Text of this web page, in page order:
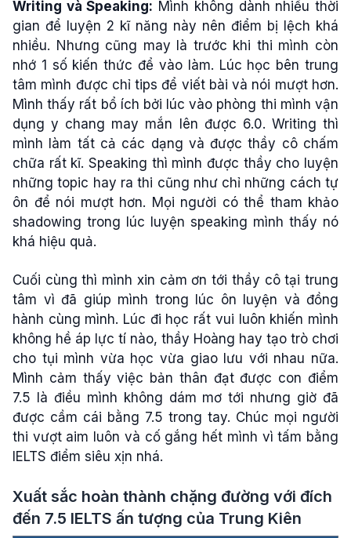
Writing và Speaking: Mình không dành nhiều thời
gian để luyện 2 kĩ năng này nên điểm bị lệch khá
nhiều. Nhưng cũng may là trước khi thi mình còn
nhớ 1 số kiến thức để vào làm. Lúc học bên trung
tâm mình được chỉ tips để viết bài và nói mượt hơn.
Mình thấy rất bổ ích bởi lúc vào phòng thi mình vận
dụng y chang may mắn lên được 6.0. Writing thì
mình làm tất cả các dạng và được thầy cô chấm
chữa rất kĩ. Speaking thì mình được thầy cho luyện
những topic hay ra thi cũng như chỉ những cách tự
ôn để nói mượt hơn. Mọi người có thể tham khảo
shadowing trong lúc luyện speaking mình thấy nó
khá hiệu quả.
Cuối cùng thì mình xin cảm ơn tới thầy cô tại trung
tâm vì đã giúp mình trong lúc ôn luyện và đồng
hành cùng mình. Lúc đi học rất vui luôn khiến mình
không hề áp lực tí nào, thầy Hoàng hay tạo trò chơi
cho tụi mình vừa học vừa giao lưu với nhau nữa.
Mình cảm thấy việc bản thân đạt được con điểm
7.5 là điều mình không dám mơ tới nhưng giờ đã
được cầm cái bằng 7.5 trong tay. Chúc mọi người
thi vượt aim luôn và cố gắng hết mình vì tấm bằng
IELTS điểm siêu xịn nhá.
Xuất sắc hoàn thành chặng đường với đích
đến 7.5 IELTS ấn tượng của Trung Kiên